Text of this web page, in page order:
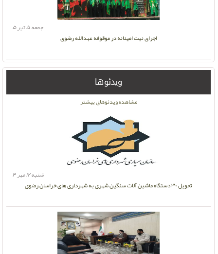
اجرای نیت امینانه در موقوفه عبدالله رضوی
جمعه ۵ تیر ۵
ویدئوها
تحویل ۳۰ دستگاه ماشین آلات سنگین شهری به شهرداری های خراسان رضوی
شنبه ۱۲ مهر ۴
مشاهده ویدئوهای بیشتر